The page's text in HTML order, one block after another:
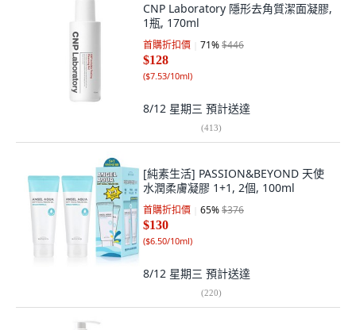
CNP Laboratory 隱形去角質潔面凝膠,
1瓶, 170ml
首購折扣價 71%$446
$128
($7.53/10ml)
8/12 星期三 預計送達
(413)
[純素生活] PASSION&BEYOND 天使
水潤柔膚凝膠 1+1, 2個, 100ml
首購折扣價 65%$376
$130
($6.50/10ml)
8/12 星期三 預計送達
(220)